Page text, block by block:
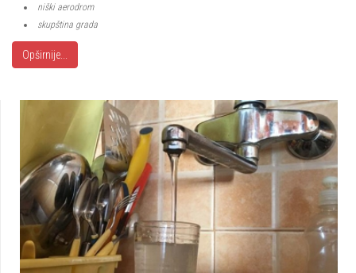
niški aerodrom
skupština grada
Opširnije...